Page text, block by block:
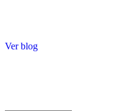
Ver blog